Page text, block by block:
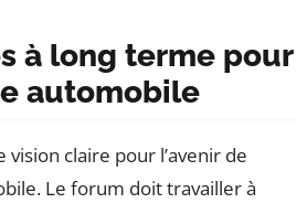
à long terme pour
automobile
vision claire pour l’avenir de
Le forum doit travailler à